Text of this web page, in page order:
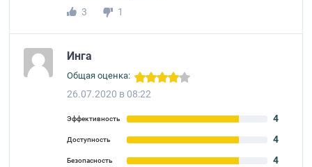
3
1
Инга
Общая оценка:
26.07.2020 в 08:22
Эффективность 4
Доступность 4
Безопасность 4